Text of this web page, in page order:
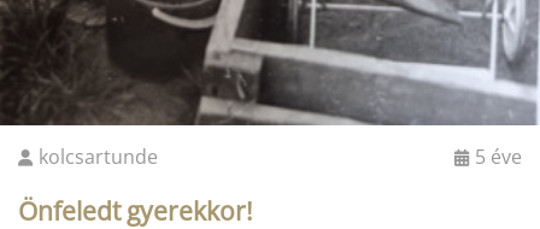
kolcsartunde 5 éve
Önfeledt gyerekkor!